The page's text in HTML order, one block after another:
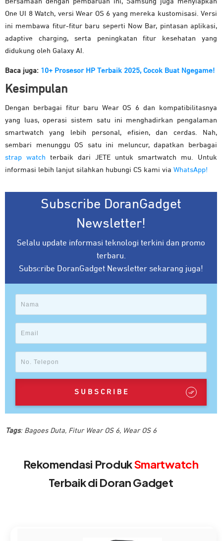
One UI 8 Watch, versi Wear OS 6 yang mereka kustomisasi. Versi
ini membawa fitur-fitur baru seperti Now Bar, pintasan aplikasi,
adaptive charging, serta peningkatan fitur kesehatan yang
didukung oleh Galaxy AI.
Baca juga: 10+ Prosesor HP Terbaik 2025, Cocok Buat Ngegame!
Kesimpulan
Dengan berbagai fitur baru Wear OS 6 dan kompatibilitasnya
yang luas, operasi sistem satu ini menghadirkan pengalaman
smartwatch yang lebih personal, efisien, dan cerdas. Nah,
sembari menunggu OS satu ini meluncur, dapatkan berbagai
strap watch terbaik dari JETE untuk smartwatch mu. Untuk
informasi lebih lanjut silahkan hubungi CS kami via WhatsApp!
Subscribe DoranGadget
Newsletter!
Selalu update informasi teknologi terkini dan promo
terbaru.
Subscribe DoranGadget Newsletter sekarang juga!
SUBSCRIBE
Tags: Bagoes Duta, Fitur Wear OS 6, Wear OS 6
Rekomendasi ProdukSmartwatch
Terbaik di Doran Gadget